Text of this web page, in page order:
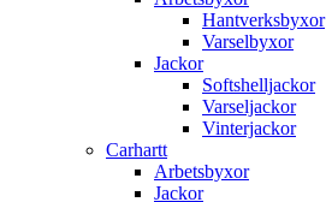
Hantverksbyxor
Varselbyxor
Jackor
Softshelljackor
Varseljackor
Vinterjackor
Carhartt
Arbetsbyxor
Jackor